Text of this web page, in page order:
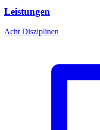
Leistungen
Acht Disziplinen